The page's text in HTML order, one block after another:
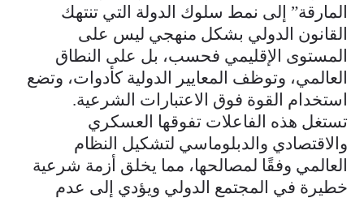
المارقة” إلى نمط سلوك الدولة التي تنتهك
القانون الدولي بشكل منهجي ليس على
المستوى الإقليمي فحسب، بل على النطاق
العالمي، وتوظف المعايير الدولية كأدوات، وتضع
استخدام القوة فوق الاعتبارات الشرعية.
تستغل هذه الفاعلات تفوقها العسكري
والاقتصادي والدبلوماسي لتشكيل النظام
العالمي وفقًا لمصالحها، مما يخلق أزمة شرعية
خطيرة في المجتمع الدولي ويؤدي إلى عدم